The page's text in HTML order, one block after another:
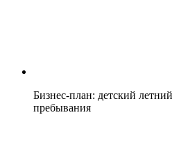
Бизнес-план: детский
пребывания